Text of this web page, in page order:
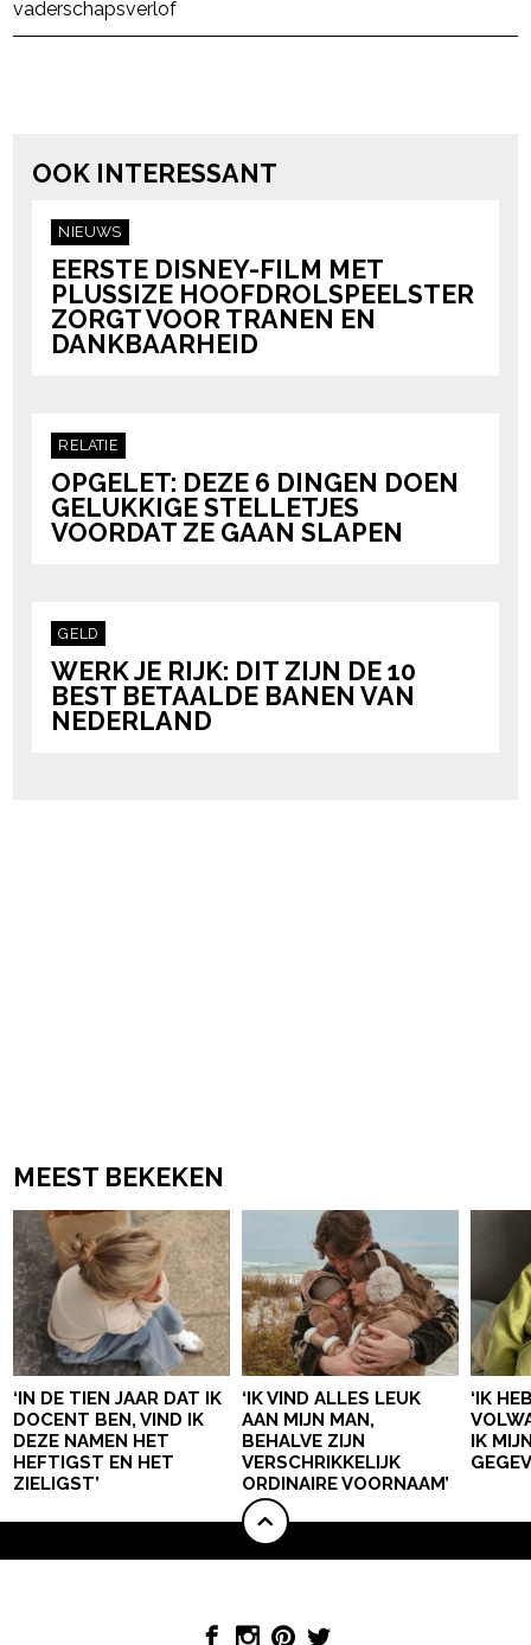
vaderschapsverlof
OOK INTERESSANT
NIEUWS
EERSTE DISNEY-FILM MET
PLUSSIZE HOOFDROLSPEELSTER
ZORGT VOOR TRANEN EN
DANKBAARHEID
RELATIE
OPGELET: DEZE 6 DINGEN DOEN
GELUKKIGE STELLETJES
VOORDAT ZE GAAN SLAPEN
GELD
WERK JE RIJK: DIT ZIJN DE 10
BEST BETAALDE BANEN VAN
NEDERLAND
MEEST BEKEKEN
‘IN DE TIEN JAAR DAT IK
DOCENT BEN, VIND IK
DEZE NAMEN HET
HEFTIGST EN HET
ZIELIGST’
‘IK VIND ALLES LEUK
AAN MIJN MAN,
BEHALVE ZIJN
VERSCHRIKKELIJK
ORDINAIRE VOORNAAM’
‘IK
IK